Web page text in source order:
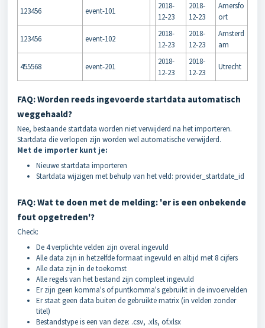
123456 event-101
2018-
12-23
2018-
12-23
Amersfo
ort
123456 event-102
2018-
12-23
2018-
12-23
Amsterd
am
455568 event-201
2018-
12-23
2018-
12-23
Utrecht
FAQ: Worden reeds ingevoerde startdata automatisch
weggehaald?
Nee, bestaande startdata worden niet verwijderd na het importeren.
Startdata die verlopen zijn worden wel automatische verwijderd.
Met de importer kunt je:
Nieuwe startdata importeren
Startdata wijzigen met behulp van het veld: provider_startdate_id
FAQ: Wat te doen met de melding: 'er is een onbekende
fout opgetreden'?
Check:
De 4 verplichte velden zijn overal ingevuld
Alle data zijn in hetzelfde formaat ingevuld en altijd met 8 cijfers
Alle data zijn in de toekomst
Alle regels van het bestand zijn compleet ingevuld
Er zijn geen komma's of puntkomma's gebruikt in de invoervelden
Er staat geen data buiten de gebruikte matrix (in velden zonder
titel)
Bestandstype is een van deze: .csv, .xls, of.xlsx